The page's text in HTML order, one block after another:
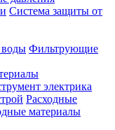
Система защиты от
воды Фильтрующие
электрика
Расходные
материалы